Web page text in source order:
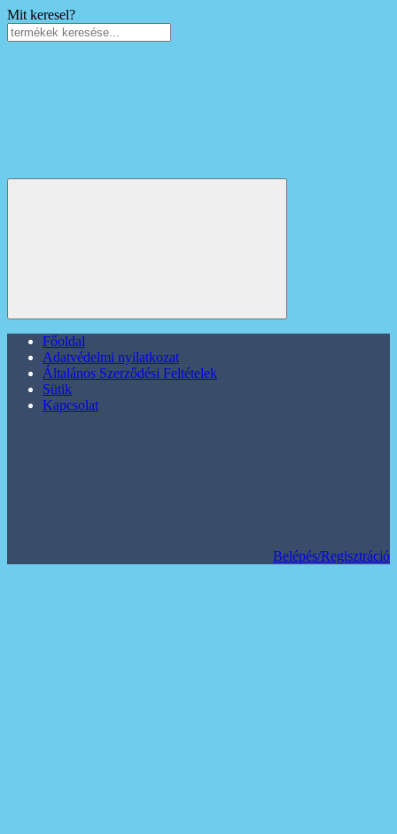
Mit keresel?
Főoldal
Adatvédelmi nyilatkozat
Általános Szerződési Feltételek
Sütik
Kapcsolat
Belépés/Regisztráció